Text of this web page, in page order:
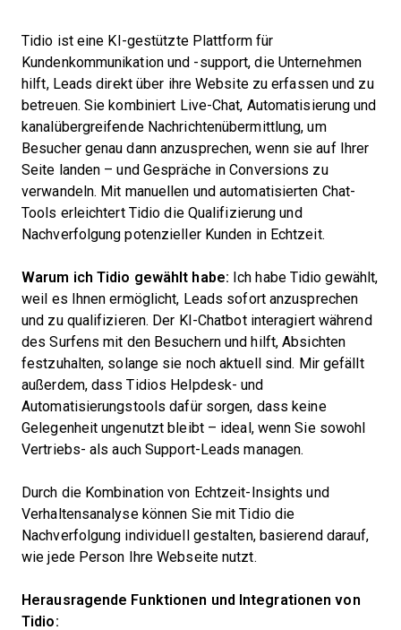
Tidio ist eine KI-gestützte Plattform für
Kundenkommunikation und -support, die Unternehmen
hilft, Leads direkt über ihre Website zu erfassen und zu
betreuen. Sie kombiniert Live-Chat, Automatisierung und
kanalübergreifende Nachrichtenübermittlung, um
Besucher genau dann anzusprechen, wenn sie auf Ihrer
Seite landen – und Gespräche in Conversions zu
verwandeln. Mit manuellen und automatisierten Chat-
Tools erleichtert Tidio die Qualifizierung und
Nachverfolgung potenzieller Kunden in Echtzeit.
Warum ich Tidio gewählt habe: Ich habe Tidio gewählt,
weil es Ihnen ermöglicht, Leads sofort anzusprechen
und zu qualifizieren. Der KI-Chatbot interagiert während
des Surfens mit den Besuchern und hilft, Absichten
festzuhalten, solange sie noch aktuell sind. Mir gefällt
außerdem, dass Tidios Helpdesk- und
Automatisierungstools dafür sorgen, dass keine
Gelegenheit ungenutzt bleibt – ideal, wenn Sie sowohl
Vertriebs- als auch Support-Leads managen.
Durch die Kombination von Echtzeit-Insights und
Verhaltensanalyse können Sie mit Tidio die
Nachverfolgung individuell gestalten, basierend darauf,
wie jede Person Ihre Webseite nutzt.
Herausragende Funktionen und Integrationen von
Tidio: